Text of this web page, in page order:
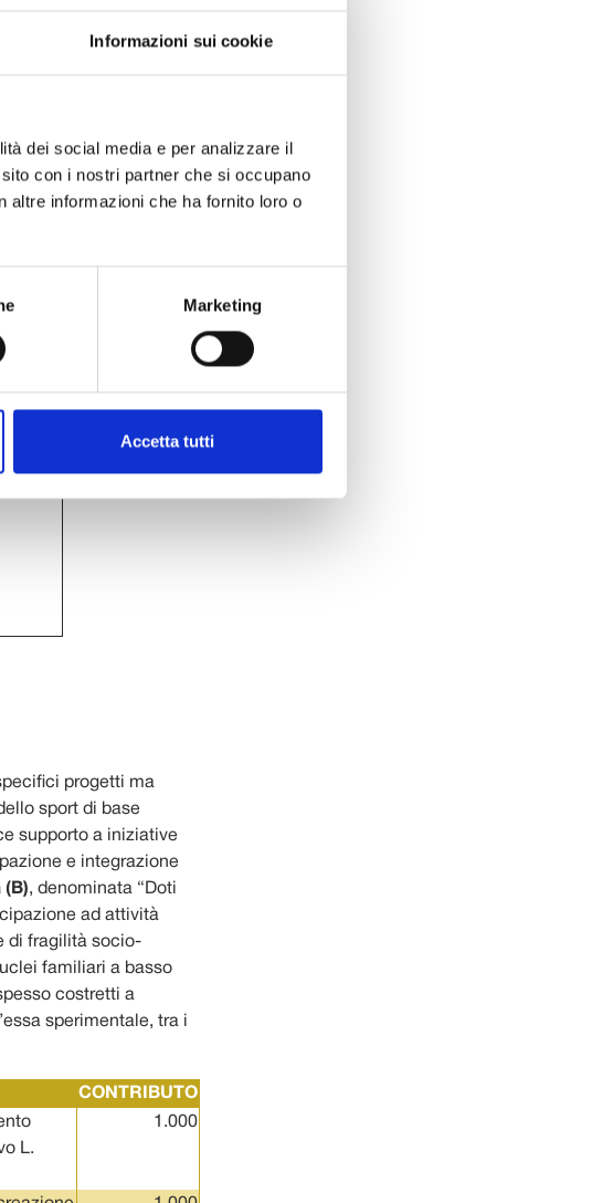
Informazioni sui cookie
dei social media e per analizzare il
con i nostri partner che si occupano
altre informazioni che ha fornito loro o
Marketing
Accetta tutti
On Line
progetti ma
sport di base
supporto a iniziative
e integrazione
(B), denominata “Doti
ad attività
di fragilità socio-
familiari a basso
costretti a
sperimentale, tra i
CONTRIBUTO
L.
1.000